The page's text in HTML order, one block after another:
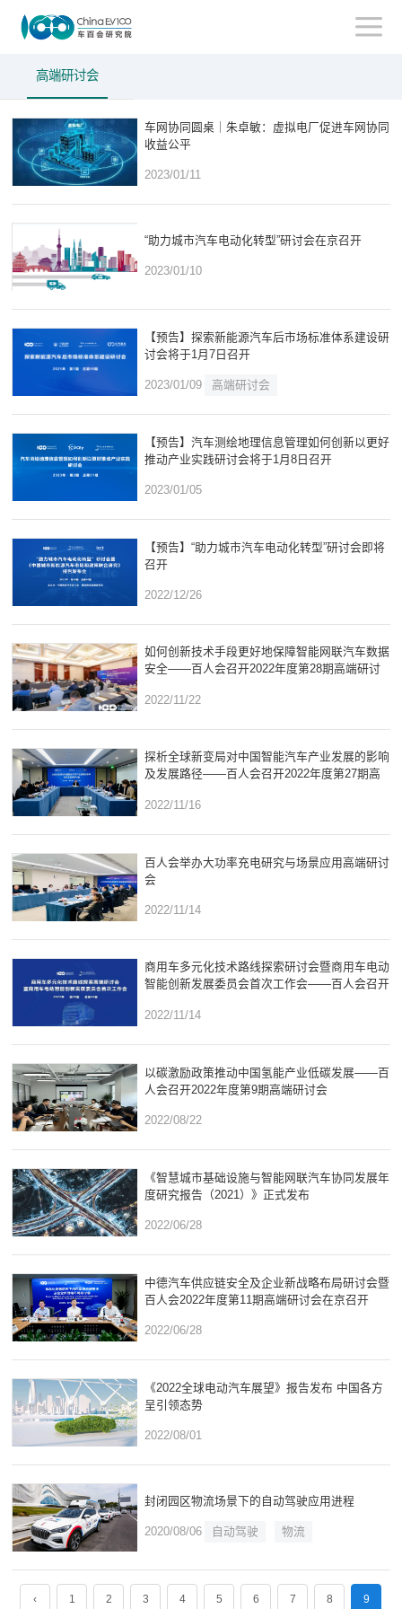
高端研讨会
车网协同圆桌｜朱卓敏：虚拟电厂促进车网协同
收益公平
2023/01/11
“助力城市汽车电动化转型”研讨会在京召开
2023/01/10
【预告】探索新能源汽车后市场标准体系建设研
讨会将于1月7日召开
2023/01/09 高端研讨会
【预告】汽车测绘地理信息管理如何创新以更好
推动产业实践研讨会将于1月8日召开
2023/01/05
【预告】“助力城市汽车电动化转型”研讨会即将
召开
2022/12/26
如何创新技术手段更好地保障智能网联汽车数据
安全——百人会召开2022年度第28期高端研讨
2022/11/22
探析全球新变局对中国智能汽车产业发展的影响
及发展路径——百人会召开2022年度第27期高
2022/11/16
百人会举办大功率充电研究与场景应用高端研讨
会
2022/11/14
商用车多元化技术路线探索研讨会暨商用车电动
智能创新发展委员会首次工作会——百人会召开
2022/11/14
以碳激励政策推动中国氢能产业低碳发展——百
人会召开2022年度第9期高端研讨会
2022/08/22
《智慧城市基础设施与智能网联汽车协同发展年
度研究报告（2021）》正式发布
2022/06/28
中德汽车供应链安全及企业新战略布局研讨会暨
百人会2022年度第11期高端研讨会在京召开
2022/06/28
《2022全球电动汽车展望》报告发布 中国各方
呈引领态势
2022/08/01
封闭园区物流场景下的自动驾驶应用进程
2020/08/06 自动驾驶 物流
‹ 1 2 3 4 5 6 7 8 9